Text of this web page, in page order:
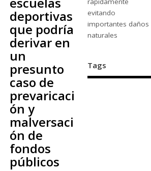
deportivas
que podría
derivar en
un
presunto
caso de
prevaricaci
ón y
malversaci
ón de
fondos
públicos
evitando
importantes daños
naturales
Tags